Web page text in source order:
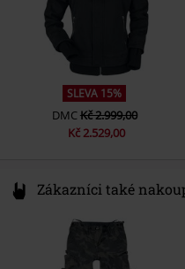
Vnitřní kapsa
Ostatní materiál
SLEVA 15%
DMCKč 2.999,00
Kč 2.529,00
Zákazníci také